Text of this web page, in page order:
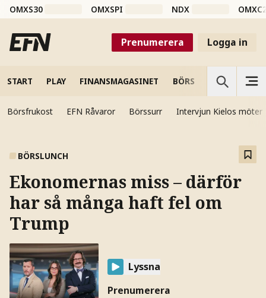
OMXS30 OMXSPI NDX
Prenumerera Logga in
START PLAY FINANSMAGASINET BÖRS VETENSKAP
Börsfrukost EFN Råvaror Börssurr Intervjun Kielos möter
BÖRSLUNCH
Ekonomernas miss – därför
har så många haft fel om
Trump
Lyssna
Prenumerera